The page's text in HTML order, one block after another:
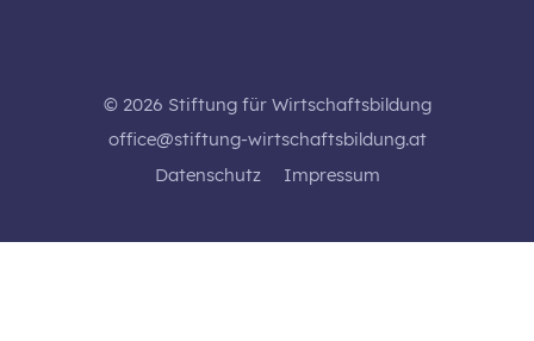
© 2026 Stiftung für Wirtschaftsbildung
office@stiftung-wirtschaftsbildung.at
Datenschutz
Impressum